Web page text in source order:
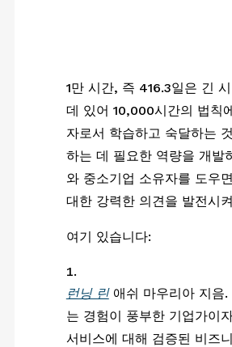
1만 시간, 즉 416.3일은 긴
데 있어 10,000시간의 법칙
자로서 학습하고 숙달하는
하는 데 필요한 역량을 개발
와 중소기업 소유자를 도우
대한 강력한 의견을 발전시
여기 있습니다:
런닝 린 애쉬 마우리아 지음.
는 경험이 풍부한 기업가이
서비스에 대해 검증된 비즈